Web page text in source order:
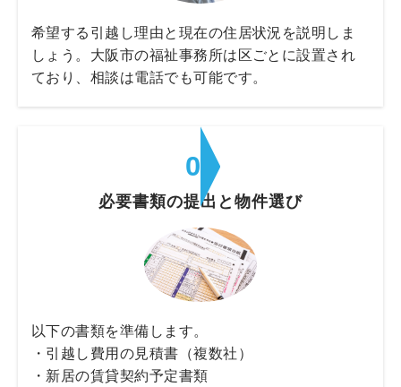
希望する引越し理由と現在の住居状況を説明しま
しょう。大阪市の福祉事務所は区ごとに設置され
ており、相談は電話でも可能です。
02
必要書類の提出と物件選び
以下の書類を準備します。
・引越し費用の見積書（複数社）
・新居の賃貸契約予定書類